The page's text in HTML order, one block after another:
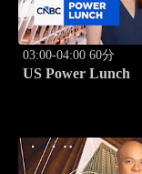
03:00-04:00 60分
US Power Lunch